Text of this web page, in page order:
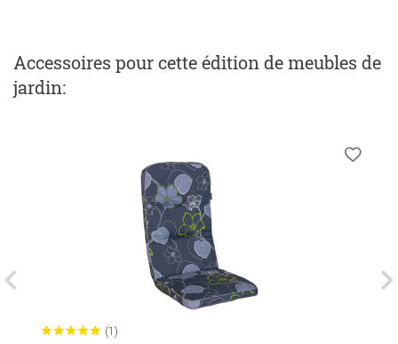
Accessoires pour cette édition de meubles de
jardin:
(1)